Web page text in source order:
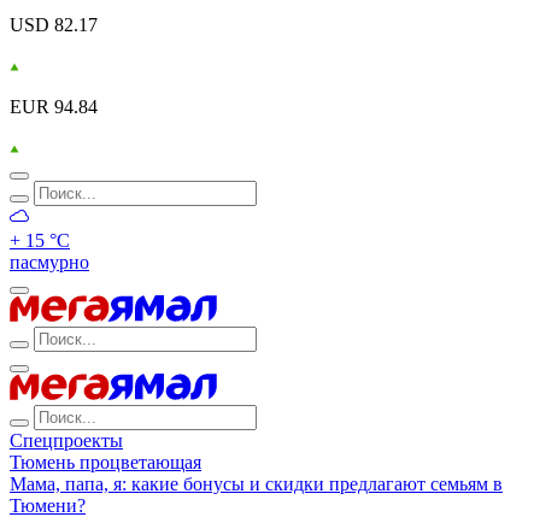
USD 82.17
EUR 94.84
+ 15 °С
пасмурно
Спецпроекты
Тюмень процветающая
Мама, папа, я: какие бонусы и скидки предлагают семьям в
Тюмени?